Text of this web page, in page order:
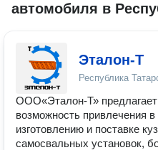
автомобиля в
Эталон-Т
Республика
ООО«Эталон-Т»
возможность привлечения в
изготовлению и поставке
самосвальных установок,